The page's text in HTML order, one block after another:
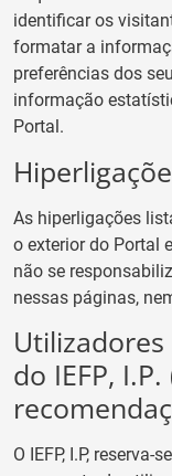
identificar os
formatar a
preferências dos
informação
Portal.
As hiperligações
o exterior do Portal
não se
nessas páginas,
do IEFP,
O IEFP, I.P,